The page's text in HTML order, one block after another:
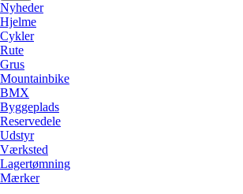
Nyheder
Hjelme
Cykler
Rute
Grus
Mountainbike
BMX
Byggeplads
Reservedele
Udstyr
Værksted
Lagertømning
Mærker